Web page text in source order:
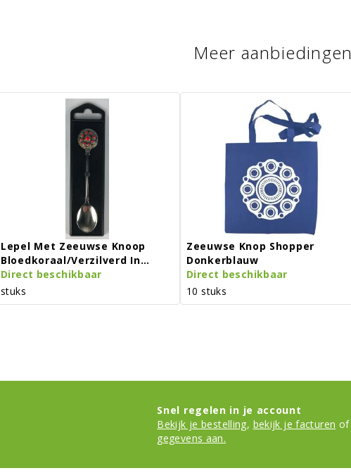
Meer aanbiedingen
Lepel Met Zeeuwse Knoop
Bloedkoraal/verzilverd In
Doosje
Direct beschikbaar
stuks
Zeeuwse Knop Shopper
Donkerblauw
Direct beschikbaar
10 stuks
Snel regelen in je account
Bekijk je bestelling, bekijk je facturen of
gegevens aan.